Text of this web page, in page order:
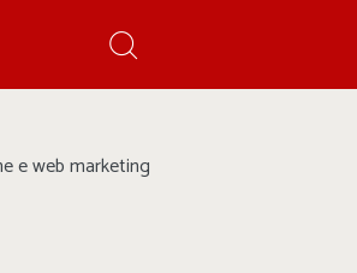
e web marketing